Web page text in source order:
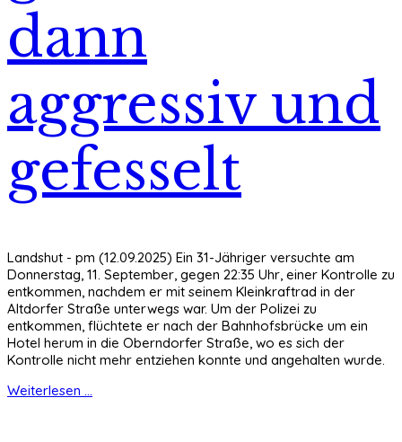
dann
aggressiv und
gefesselt
Landshut - pm (12.09.2025) Ein 31-Jähriger versuchte am
Donnerstag, 11. September, gegen 22:35 Uhr, einer Kontrolle zu
entkommen, nachdem er mit seinem Kleinkraftrad in der
Altdorfer Straße unterwegs war. Um der Polizei zu
entkommen, flüchtete er nach der Bahnhofsbrücke um ein
Hotel herum in die Oberndorfer Straße, wo es sich der
Kontrolle nicht mehr entziehen konnte und angehalten wurde.
Weiterlesen ...